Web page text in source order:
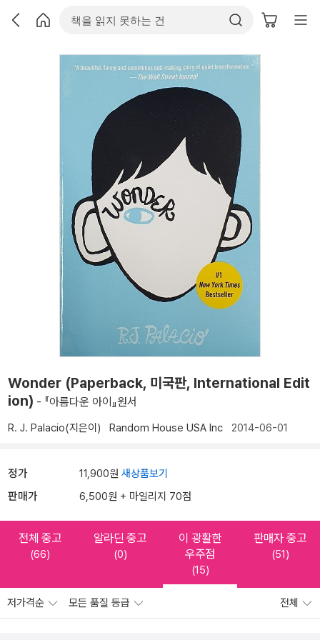
Wonder (Paperback, 미국판, International Edit
ion) - 『아름다운 아이』원서
R. J. Palacio(지은이) Random House USA Inc 2014-06-01
정가 11,900원 새상품보기
판매가 6,500원 + 마일리지 70점
전체 중고
(66)
알라딘 중고
(0)
이 광활한
우주점
(15)
판매자 중고
(51)
저가격순 모든 품질 등급 전체